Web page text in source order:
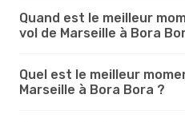
Quand est le meilleur
vol de Marseille à Bora
Quel est le meilleur
Marseille à Bora Bora ?